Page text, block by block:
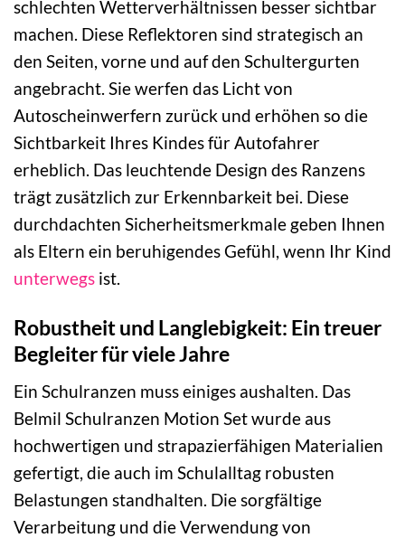
schlechten Wetterverhältnissen besser sichtbar
machen. Diese Reflektoren sind strategisch an
den Seiten, vorne und auf den Schultergurten
angebracht. Sie werfen das Licht von
Autoscheinwerfern zurück und erhöhen so die
Sichtbarkeit Ihres Kindes für Autofahrer
erheblich. Das leuchtende Design des Ranzens
trägt zusätzlich zur Erkennbarkeit bei. Diese
durchdachten Sicherheitsmerkmale geben Ihnen
als Eltern ein beruhigendes Gefühl, wenn Ihr Kind
unterwegs ist.
Robustheit und Langlebigkeit: Ein treuer
Begleiter für viele Jahre
Ein Schulranzen muss einiges aushalten. Das
Belmil Schulranzen Motion Set wurde aus
hochwertigen und strapazierfähigen Materialien
gefertigt, die auch im Schulalltag robusten
Belastungen standhalten. Die sorgfältige
Verarbeitung und die Verwendung von